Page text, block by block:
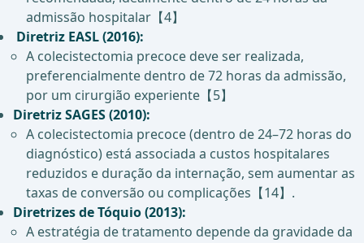
admissão hospitalar【4】
Diretriz EASL (2016):
A colecistectomia precoce deve ser realizada,
preferencialmente dentro de 72 horas da admissão,
por um cirurgião experiente【5】
Diretriz SAGES (2010):
A colecistectomia precoce (dentro de 24–72 horas do
diagnóstico) está associada a custos hospitalares
reduzidos e duração da internação, sem aumentar as
taxas de conversão ou complicações【14】.
Diretrizes de Tóquio (2013):
A estratégia de tratamento depende da gravidade da